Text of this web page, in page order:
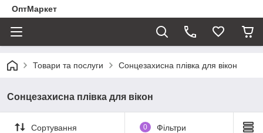
ОптМаркет
Товари та послуги Сонцезахисна плівка для вікон
Сонцезахисна плівка для вікон
Сортування 0 Фільтри